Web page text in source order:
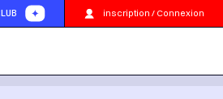
inscription / Connexion